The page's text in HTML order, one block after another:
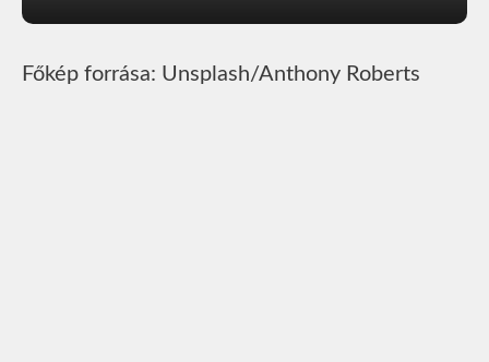
Főkép forrása: Unsplash/Anthony Roberts